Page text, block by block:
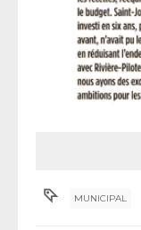
MUNICIPAL